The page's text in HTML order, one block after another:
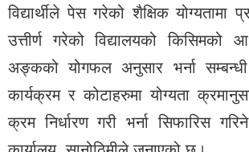
विद्यार्थीले पेस गरेको शैक्षिक योग्यतामा
उत्तीर्ण गरेको विद्यालयको किसिमको
अङ्कको योगफल अनुसार भर्ना सम्बन्धी
कार्यक्रम र कोटाहरुमा योग्यता
क्रम निर्धारण गरी भर्ना सिफारिस